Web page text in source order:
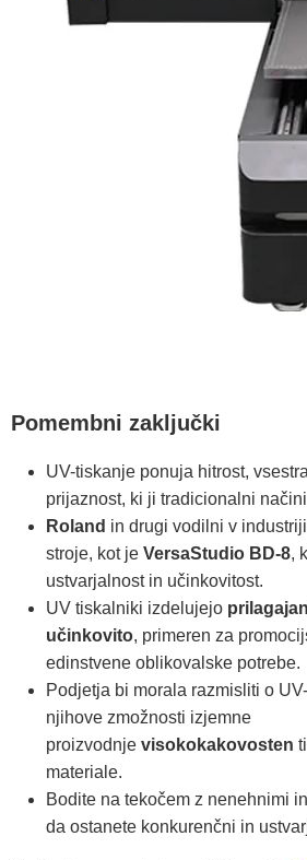
Pomembni zaključki
UV-tiskanje ponuja hitrost,
prijaznost, ki ji tradicionalni
Roland in drugi vodilni v
stroje, kot je VersaStudio BD-8,
ustvarjalnost in učinkovitost.
UV tiskalniki izdelujejo
učinkovito, primeren za
edinstvene oblikovalske potrebe.
Podjetja bi morala razmisliti o
njihove zmožnosti izjemne
proizvodnje visokokakovosten
materiale.
Bodite na tekočem z nenehnimi
da ostanete konkurenčni in